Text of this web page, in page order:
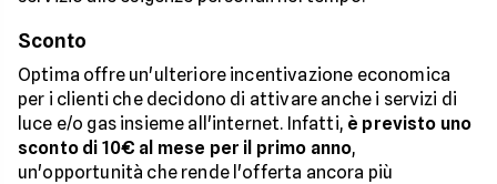
Sconto
Optima offre un'ulteriore incentivazione economica
per i clienti che decidono di attivare anche i servizi di
luce e/o gas insieme all'internet. Infatti, è previsto uno
sconto di 10€ al mese per il primo anno,
un'opportunità che rende l'offerta ancora più